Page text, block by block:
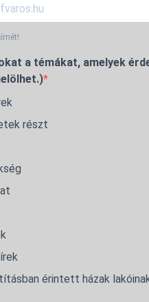
a témákat, amelyek
részt
érintett házak